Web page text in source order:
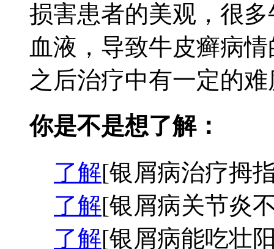
损害患者的美观，很
血液，导致牛皮癣病
之后治疗中有一定的
你是不是想了解：
了解[银屑病治疗拇
了解[银屑病关节炎
了解[银屑病能吃壮